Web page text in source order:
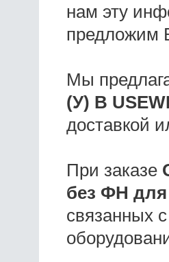
нам эту
предложим
Мы
(У) B
доставкой
При заказе
без ФН
связанных